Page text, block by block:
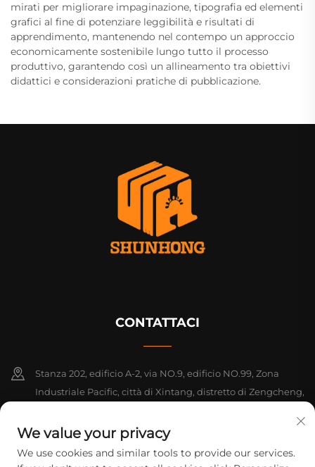
mirati per migliorare impaginazione, tipografia ed elementi
grafici al fine di potenziare leggibilità e risultati di
apprendimento, mantenendo nel contempo un approccio
economicamente sostenibile lungo tutto il processo
produttivo, garantendo così un allineamento tra obiettivi
didattici e considerazioni pratiche di pubblicazione.
CONTATTACI
Stanza 202, edificio A-2, via NO.9, edificio NO.99, Zona
Industriale Pacific, città di Xintang, distretto di Zengcheng,
+86-18925142858
We value your privacy
We use cookies and similar tools to provide our services.